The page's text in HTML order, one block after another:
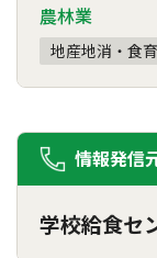
農林業
地産地消・食育
情報発信
学校給食セ